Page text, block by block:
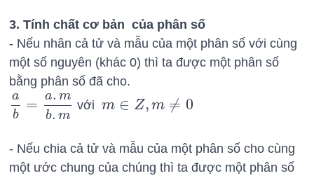
3. Tính chất cơ bản của phân số
- Nếu nhân cả tử và mẫu của một phân số với cùng
một số nguyên (khác 0) thì ta được một phân số
bằng phân số đã cho.
a
b
= a. m
b. m
ab =a mb.m với m ∈ Z, m ≠ 0
m∈Z m≠0
- Nếu chia cả tử và mẫu của một phân số cho cùng
một ước chung của chúng thì ta được một phân số